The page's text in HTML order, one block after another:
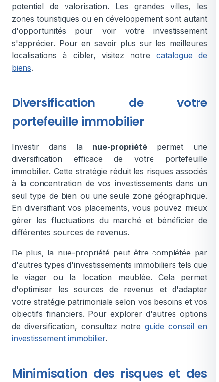
potentiel de valorisation. Les grandes villes, les
zones touristiques ou en développement sont autant
d'opportunités pour voir votre investissement
s'apprécier. Pour en savoir plus sur les meilleures
localisations à cibler, visitez notre catalogue de
biens.
Diversification de votre
portefeuille immobilier
Investir dans la nue-propriété permet une
diversification efficace de votre portefeuille
immobilier. Cette stratégie réduit les risques associés
à la concentration de vos investissements dans un
seul type de bien ou une seule zone géographique.
En diversifiant vos placements, vous pouvez mieux
gérer les fluctuations du marché et bénéficier de
différentes sources de revenus.
De plus, la nue-propriété peut être complétée par
d'autres types d'investissements immobiliers tels que
le viager ou la location meublée. Cela permet
d'optimiser les sources de revenus et d'adapter
votre stratégie patrimoniale selon vos besoins et vos
objectifs financiers. Pour explorer d'autres options
de diversification, consultez notreguide conseil en
investissement immobilier.
Minimisation des risques et des